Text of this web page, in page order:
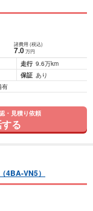
諸費用 (税込)
7.0 万円
走行 9.6万km
保証 あり
有
・見積り依頼
る
（4BA-VN5）